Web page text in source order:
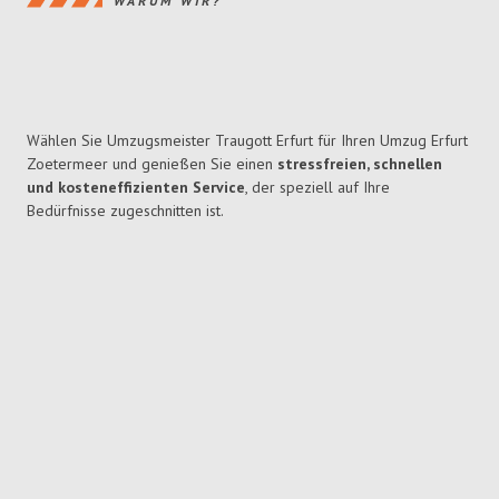
Wählen Sie Umzugsmeister Traugott Erfurt für Ihren Umzug Erfurt
Zoetermeer und genießen Sie einen stressfreien, schnellen
und kosteneffizienten Service, der speziell auf Ihre
Bedürfnisse zugeschnitten ist.